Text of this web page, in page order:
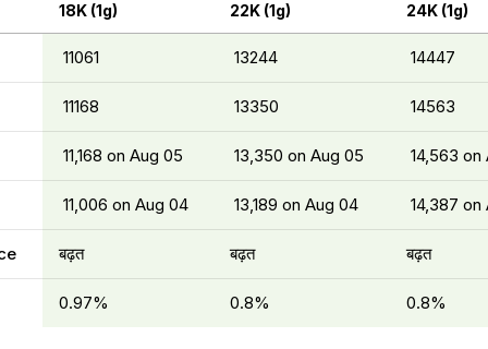
18K (1g) 22K (1g) 24K (1g)
₹ 11061 ₹ 13244 ₹ 14447
₹ 11168 ₹ 13350 ₹ 14563
₹ 11,168 on Aug 05 ₹ 13,350 on Aug 05 ₹ 14,563
₹ 11,006 on Aug 04 ₹ 13,189 on Aug 04 ₹ 14,387
बढ़त बढ़त बढ़त
0.97% 0.8% 0.8%